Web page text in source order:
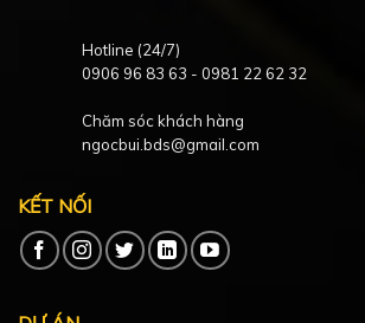
Hotline (24/7)
0906 96 83 63 - 0981 22 62 32
Chăm sóc khách hàng
ngocbui.bds@gmail.com
KẾT NỐI